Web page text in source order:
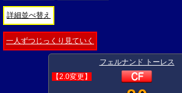
詳細並べ替え
一人ずつじっくり見ていく
フェルナンド トーレス
【2.0変更】